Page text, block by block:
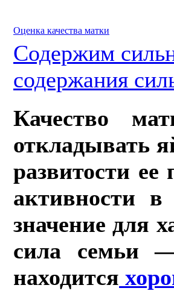
Оценка качества матки
Содержим
содержания
Качество
откладывать
развитости
активности в
зна­чение для
сила семьи
находится